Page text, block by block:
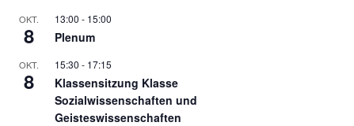
OKT.
8
13:00 - 15:00
Plenum
OKT.
8
15:30 - 17:15
Klassensitzung Klasse
Sozialwissenschaften und
Geisteswissenschaften